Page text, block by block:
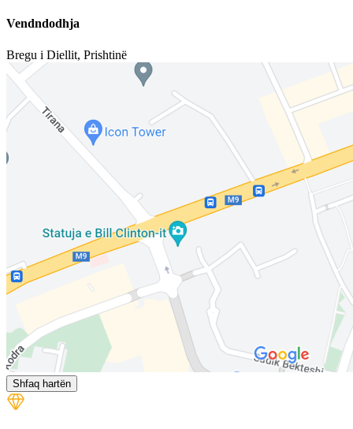
Vendndodhja
Bregu i Diellit, Prishtinë
Shfaq hartën